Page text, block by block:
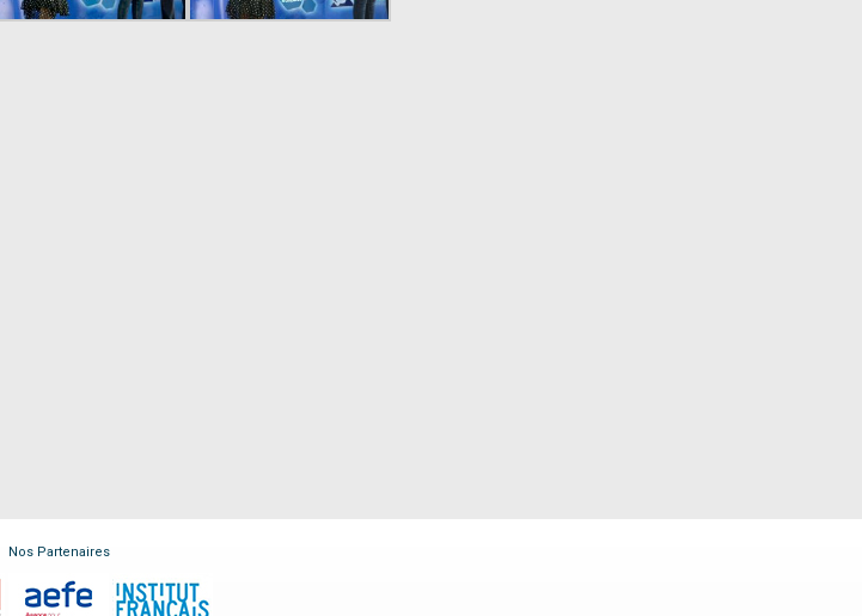
Nos Partenaires